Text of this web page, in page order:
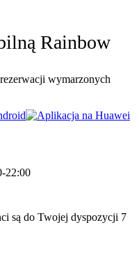
Rainbow
wymarzonych
22:00
są do Twojej dyspozycji 7